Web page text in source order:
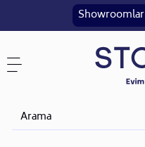
Showroomlar